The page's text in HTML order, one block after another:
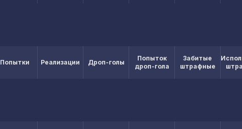
Попытки Реализации Дроп-голы
Попыток
дроп-гола
Забитые
штрафные